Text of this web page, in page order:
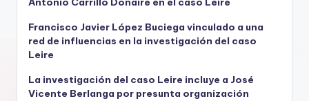
Francisco Javier López Buciega vinculado a una
red de influencias en la investigación del caso
Leire
La investigación del caso Leire incluye a José
Vicente Berlanga por presunta organización